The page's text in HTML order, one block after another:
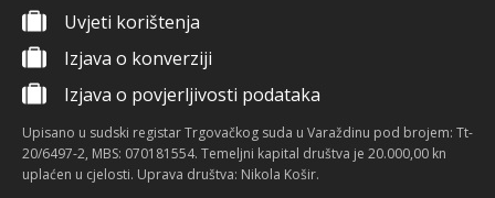
Uvjeti korištenja
Izjava o konverziji
Izjava o povjerljivosti podataka
Upisano u sudski registar Trgovačkog suda u Varaždinu pod brojem: Tt-
20/6497-2, MBS: 070181554. Temeljni kapital društva je 20.000,00 kn
uplaćen u cjelosti. Uprava društva: Nikola Košir.